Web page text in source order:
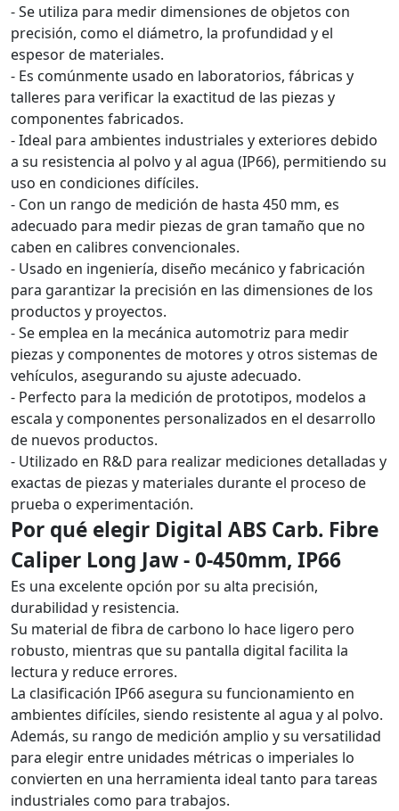
- Se utiliza para medir dimensiones de objetos con
precisión, como el diámetro, la profundidad y el
espesor de materiales.
- Es comúnmente usado en laboratorios, fábricas y
talleres para verificar la exactitud de las piezas y
componentes fabricados.
- Ideal para ambientes industriales y exteriores debido
a su resistencia al polvo y al agua (IP66), permitiendo su
uso en condiciones difíciles.
- Con un rango de medición de hasta 450 mm, es
adecuado para medir piezas de gran tamaño que no
caben en calibres convencionales.
- Usado en ingeniería, diseño mecánico y fabricación
para garantizar la precisión en las dimensiones de los
productos y proyectos.
- Se emplea en la mecánica automotriz para medir
piezas y componentes de motores y otros sistemas de
vehículos, asegurando su ajuste adecuado.
- Perfecto para la medición de prototipos, modelos a
escala y componentes personalizados en el desarrollo
de nuevos productos.
- Utilizado en R&D para realizar mediciones detalladas y
exactas de piezas y materiales durante el proceso de
prueba o experimentación.
Por qué elegir Digital ABS Carb. Fibre
Caliper Long Jaw - 0-450mm, IP66
Es una excelente opción por su alta precisión,
durabilidad y resistencia.
Su material de fibra de carbono lo hace ligero pero
robusto, mientras que su pantalla digital facilita la
lectura y reduce errores.
La clasificación IP66 asegura su funcionamiento en
ambientes difíciles, siendo resistente al agua y al polvo.
Además, su rango de medición amplio y su versatilidad
para elegir entre unidades métricas o imperiales lo
convierten en una herramienta ideal tanto para tareas
industriales como para trabajos.